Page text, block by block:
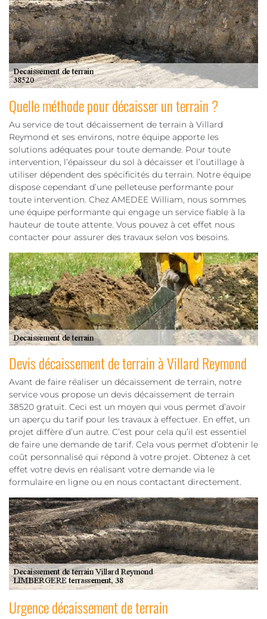
Quelle méthode pour décaisser un terrain ?
Au service de tout décaissement de terrain à Villard
Reymond et ses environs, notre équipe apporte les
solutions adéquates pour toute demande. Pour toute
intervention, l’épaisseur du sol à décaisser et l’outillage à
utiliser dépendent des spécificités du terrain. Notre équipe
dispose cependant d’une pelleteuse performante pour
toute intervention. Chez AMEDEE William, nous sommes
une équipe performante qui engage un service fiable à la
hauteur de toute attente. Vous pouvez à cet effet nous
contacter pour assurer des travaux selon vos besoins.
Devis décaissement de terrain à Villard Reymond
Avant de faire réaliser un décaissement de terrain, notre
service vous propose un devis décaissement de terrain
38520 gratuit. Ceci est un moyen qui vous permet d’avoir
un aperçu du tarif pour les travaux à effectuer. En effet, un
projet diffère d’un autre. C’est pour cela qu’il est essentiel
de faire une demande de tarif. Cela vous permet d’obtenir le
coût personnalisé qui répond à votre projet. Obtenez à cet
effet votre devis en réalisant votre demande via le
formulaire en ligne ou en nous contactant directement.
Urgence décaissement de terrain